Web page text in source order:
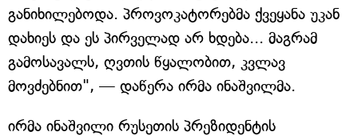
განიხილებოდა. პროვოკატორებმა ქვეყანა უკან
დახიეს და ეს პირველად არ ხდება... მაგრამ
გამოსავალს, ღვთის წყალობით, კვლავ
მოვძებნით", — დაწერა ირმა ინაშვილმა.
ირმა ინაშვილი რუსეთის პრეზიდენტის